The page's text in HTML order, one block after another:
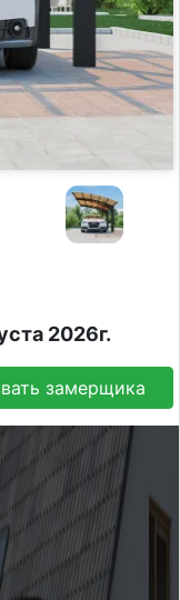
2026г.
замерщика